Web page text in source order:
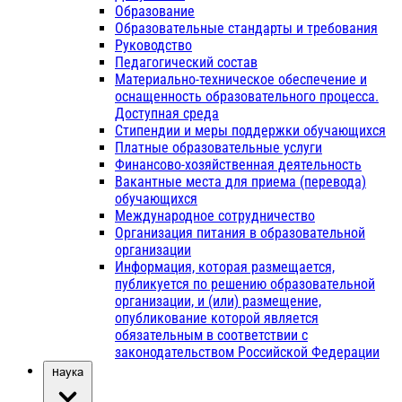
Образование
Образовательные стандарты и требования
Руководство
Педагогический состав
Материально-техническое обеспечение и
оснащенность образовательного процесса.
Доступная среда
Стипендии и меры поддержки обучающихся
Платные образовательные услуги
Финансово-хозяйственная деятельность
Вакантные места для приема (перевода)
обучающихся
Международное сотрудничество
Организация питания в образовательной
организации
Информация, которая размещается,
публикуется по решению образовательной
организации, и (или) размещение,
опубликование которой является
обязательным в соответствии с
законодательством Российской Федерации
Наука